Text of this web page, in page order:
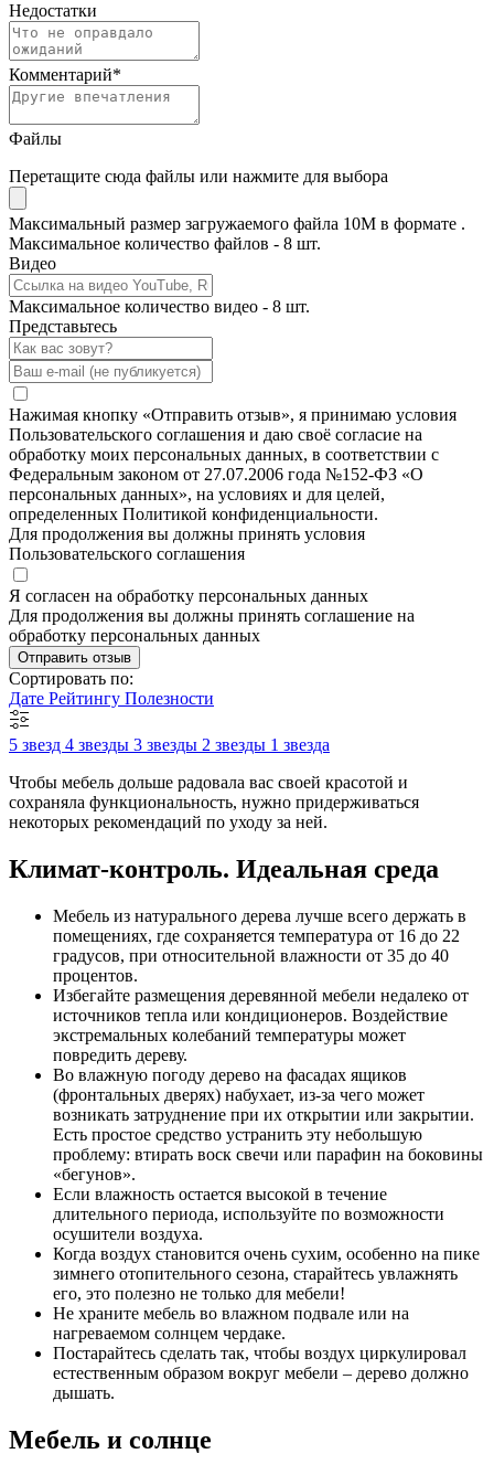
Недостатки
Комментарий*
Файлы
Перетащите сюда файлы или нажмите для выбора
Максимальный размер загружаемого файла 10M в формате .
Максимальное количество файлов - 8 шт.
Видео
Максимальное количество видео - 8 шт.
Представьтесь
Нажимая кнопку «Отправить отзыв», я принимаю условия
Пользовательского соглашения и даю своё согласие на
обработку моих персональных данных, в соответствии с
Федеральным законом от 27.07.2006 года №152-ФЗ «О
персональных данных», на условиях и для целей,
определенных Политикой конфиденциальности.
Для продолжения вы должны принять условия
Пользовательского соглашения
Я согласен на обработку персональных данных
Для продолжения вы должны принять соглашение на
обработку персональных данных
Отправить отзыв
Сортировать по:
Дате Рейтингу Полезности
5 звезд 4 звезды 3 звезды 2 звезды 1 звезда
Чтобы мебель дольше радовала вас своей красотой и
сохраняла функциональность, нужно придерживаться
некоторых рекомендаций по уходу за ней.
Климат-контроль. Идеальная среда
Мебель из натурального дерева лучше всего держать в
помещениях, где сохраняется температура от 16 до 22
градусов, при относительной влажности от 35 до 40
процентов.
Избегайте размещения деревянной мебели недалеко от
источников тепла или кондиционеров. Воздействие
экстремальных колебаний температуры может
повредить дереву.
Во влажную погоду дерево на фасадах ящиков
(фронтальных дверях) набухает, из-за чего может
возникать затруднение при их открытии или закрытии.
Есть простое средство устранить эту небольшую
проблему: втирать воск свечи или парафин на боковины
«бегунов».
Если влажность остается высокой в течение
длительного периода, используйте по возможности
осушители воздуха.
Когда воздух становится очень сухим, особенно на пике
зимнего отопительного сезона, старайтесь увлажнять
его, это полезно не только для мебели!
Не храните мебель во влажном подвале или на
нагреваемом солнцем чердаке.
Постарайтесь сделать так, чтобы воздух циркулировал
естественным образом вокруг мебели – дерево должно
дышать.
Мебель и солнце